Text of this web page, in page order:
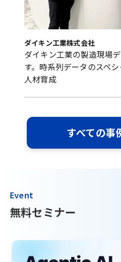
ダイキン工業株式会社
ダイキン工業の製造現場
す。時系列データのスペ
人材育成
すべての事
Event
無料セミナー